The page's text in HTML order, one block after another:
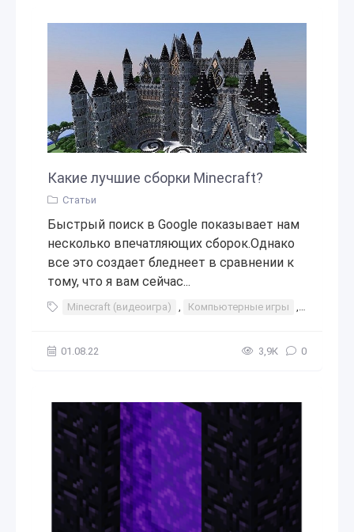
Какие лучшие сборки Minecraft?
Статьи
Быстрый поиск в Google показывает нам
несколько впечатляющих сборок.Однако
все это создает бледнеет в сравнении к
тому, что я вам сейчас...
Minecraft (видеоигра) , Компьютерные игры ,
01.08.22 3,9К 0